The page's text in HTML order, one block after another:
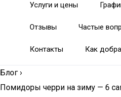
Услуги и цены
Отзывы Частые
Контакты Как
Блог ›
Помидоры черри на зиму — 6